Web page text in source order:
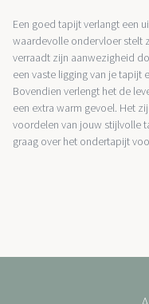
Een goed tapijt verlangt een
waardevolle ondervloer stelt
verraadt zijn aanwezigheid
een vaste ligging van je tapijt
Bovendien verlengt het de
een extra warm gevoel. Het
voordelen van jouw stijlvolle
graag over het ondertapijt